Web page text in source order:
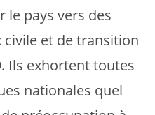
le pays vers des
et de transition
Ils exhortent toutes
nationales quel